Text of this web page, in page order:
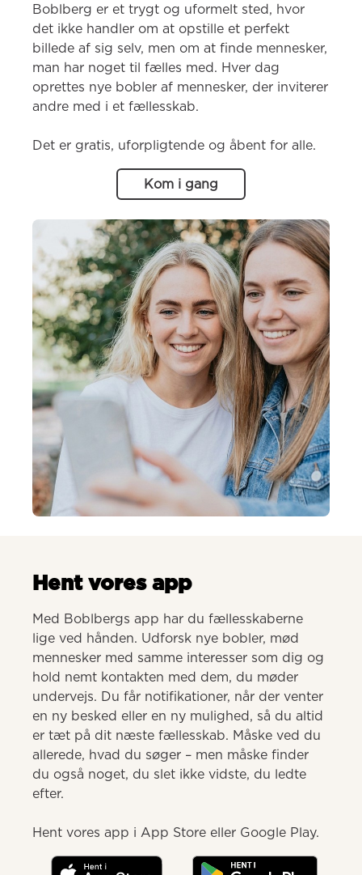
Boblberg er et trygt og uformelt sted, hvor
det ikke handler om at opstille et perfekt
billede af sig selv, men om at finde mennesker,
man har noget til fælles med. Hver dag
oprettes nye bobler af mennesker, der inviterer
andre med i et fællesskab.
Det er gratis, uforpligtende og åbent for alle.
Kom i gang
Hent vores app
Med Boblbergs app har du fællesskaberne
lige ved hånden. Udforsk nye bobler, mød
mennesker med samme interesser som dig og
hold nemt kontakten med dem, du møder
undervejs. Du får notifikationer, når der venter
en ny besked eller en ny mulighed, så du altid
er tæt på dit næste fællesskab. Måske ved du
allerede, hvad du søger – men måske finder
du også noget, du slet ikke vidste, du ledte
efter.
Hent vores app i App Store eller Google Play.